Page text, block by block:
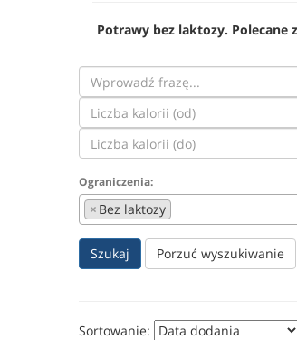
Potrawy bez laktozy. Polecane
Ograniczenia:
× Bez laktozy
Szukaj Porzuć wyszukiwanie
Sortowanie: